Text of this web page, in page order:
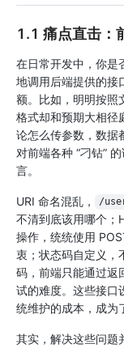
1.1 痛点直击：
在日常开发中，你是
地调用后端提供的接
额。比如，明明按照
格式却和预期大相径
论怎么传参数，数据
对前端各种 “刁钻”
言。
URI 命名混乱， /
不清到底该用哪个；
操作，统统使用
衷；状态码自定义，
码，前端只能通过返
试的难度。这些接口
统维护的成本，成为
其实，解决这些问题